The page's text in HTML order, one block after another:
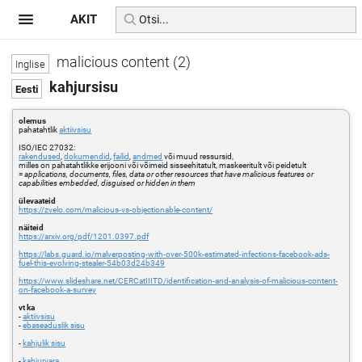
malicious content (2)
kahjursisu
olemus
pahatahtlikaktiivsisu
ISO/IEC 27032:
rakendused ,dokumendid ,failid ,andmed või muud ressursid,
milles on pahatahtlikke erijooni või võimeid sisseehitatult, maskeeritult või peidetult
=applications, documents, files, data or other resources that have malicious features or
capabilities embedded, disguised or hidden in them
ülevaateid
https://zvelo.com/malicious-vs-objectionable-content/
näiteid
https://arxiv.org/pdf/1201.0397.pdf
https://labs.guard.io/malverposting-with-over-500k-estimated-infections-facebook-ads-
fuel-this-evolving-stealer-54b03d24b349
https://www.slideshare.net/CERCatIIITD/identification-and-analysis-of-malicious-content-
on-facebook-a-survey
vt ka
-aktiivsisu
-ebaseaduslik sisu
- kahjulik sisu
AKIT